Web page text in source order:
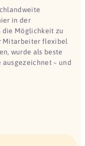
in der
die Möglichkeit zu
Mitarbeiter flexibel
wurde als beste
ausgezeichnet – und